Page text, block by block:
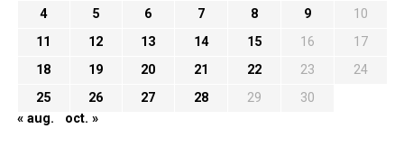
4
5 6 7 8 9
10
11
12 13 14 15 16
17
18
19 20 21 22 23
24
25
26 27 28 29
30
« aug.
oct. »